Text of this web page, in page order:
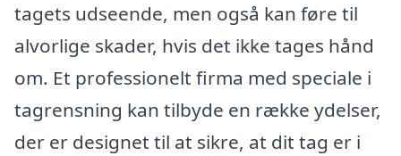
tagets udseende, men også kan føre til
alvorlige skader, hvis det ikke tages hånd
om. Et professionelt firma med speciale i
tagrensning kan tilbyde en række ydelser,
der er designet til at sikre, at dit tag er i